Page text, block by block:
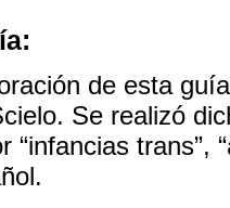
de esta
Se realizó
“infancias trans”,